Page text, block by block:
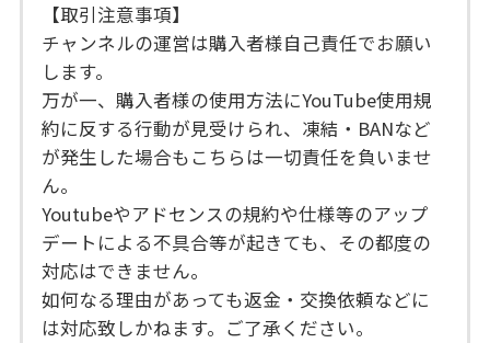
【取引注意事項】
チャンネルの運営は購入者様自己責任でお願い
します。
万が一、購入者様の使用方法にYouTube使用規
約に反する行動が見受けられ、凍結・BANなど
が発生した場合もこちらは一切責任を負いませ
ん。
Youtubeやアドセンスの規約や仕様等のアップ
デートによる不具合等が起きても、その都度の
対応はできません。
如何なる理由があっても返金・交換依頼などに
は対応致しかねます。ご了承ください。